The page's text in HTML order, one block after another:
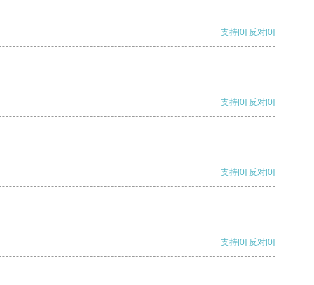
支持[0] 反对[0]
支持[0] 反对[0]
支持[0] 反对[0]
支持[0] 反对[0]